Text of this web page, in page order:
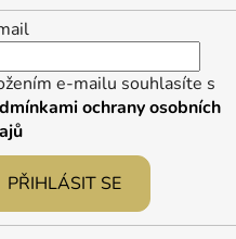
e-mailu souhlasíte s
ochrany osobních
PŘIHLÁSIT SE